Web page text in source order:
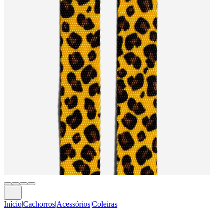
Início|Cachorros|Acessórios|Coleiras